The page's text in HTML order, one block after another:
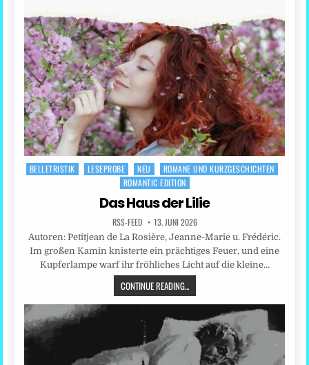
Posted
BELLETRISTIK LESEPROBE NEU
ROMANE UND KURZGESCHICHTEN
ROMANTIC EDITION
Das Haus der Lilie
RSS-FEED 13. JUNI 2026
Autoren: Petitjean de La Rosière, Jeanne-Marie u. Frédéric.
Im großen Kamin knisterte ein prächtiges Feuer, und eine
Kupferlampe warf ihr fröhliches Licht auf die kleine…
CONTINUE READING...